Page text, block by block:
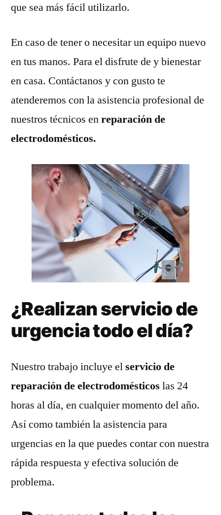
que sea más fácil utilizarlo.
En caso de tener o necesitar un equipo nuevo
en tus manos. Para el disfrute de y bienestar
en casa. Contáctanos y con gusto te
atenderemos con la asistencia profesional de
nuestros técnicos enreparación de
electrodomésticos.
¿Realizan servicio de
urgencia todo el día?
Nuestro trabajo incluye elservicio de
reparación de electrodomésticos las 24
horas al día, en cualquier momento del año.
Así como también la asistencia para
urgencias en la que puedes contar con nuestra
rápida respuesta y efectiva solución de
problema.